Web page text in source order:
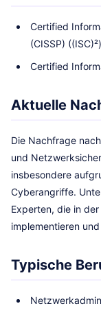
Certified
(CISSP) ((ISC)²)
Certified
Aktuelle
Die Nachfrage
und
insbesondere
Cyberangriffe.
Experten, die in
implementieren
Typische